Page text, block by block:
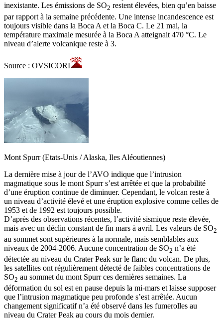
inexistante. Les émissions de SO2 restent élevées, bien qu’en baisse
par rapport à la semaine précédente. Une intense incandescence est
toujours visible dans la Boca A et la Boca C. Le 21 mai, la
température maximale mesurée à la Boca A atteignait 470 °C. Le
niveau d’alerte volcanique reste à 3.
Source : OVSICORI
Mont Spurr (Etats-Unis / Alaska, Iles Aléoutiennes)
La dernière mise à jour de l’AVO indique que l’intrusion
magmatique sous le mont Spurr s’est arrêtée et que la probabilité
d’une éruption continue de diminuer. Cependant, le volcan reste à
un niveau d’activité élevé et une éruption explosive comme celles de
1953 et de 1992 est toujours possible.
D’après des observations récentes, l’activité sismique reste élevée,
mais avec un déclin constant de fin mars à avril. Les valeurs de SO2
au sommet sont supérieures à la normale, mais semblables aux
niveaux de 2004-2006. Aucune concentration de SO2 n’a été
détectée au niveau du Crater Peak sur le flanc du volcan. De plus,
les satellites ont régulièrement détecté de faibles concentrations de
SO2 au sommet du mont Spurr ces dernières semaines. La
déformation du sol est en pause depuis la mi-mars et laisse supposer
que l’intrusion magmatique peu profonde s’est arrêtée. Aucun
changement significatif n’a été observé dans les fumerolles au
niveau du Crater Peak au cours du mois dernier.